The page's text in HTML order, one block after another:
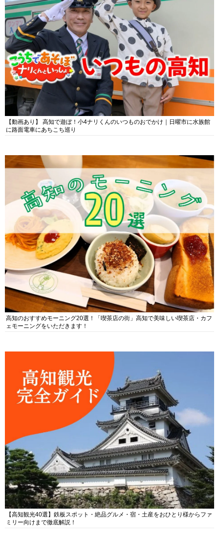
【動画あり】 高知で遊ぼ！小4ナリくんのいつものおでかけ｜日曜市に水族館
に路面電車にあちこち巡り
高知のおすすめモーニング20選！「喫茶店の街」高知で美味しい喫茶店・カフ
ェモーニングをいただきます！
【高知観光40選】鉄板スポット・絶品グルメ・宿・土産をおひとり様からファ
ミリー向けまで徹底解説！